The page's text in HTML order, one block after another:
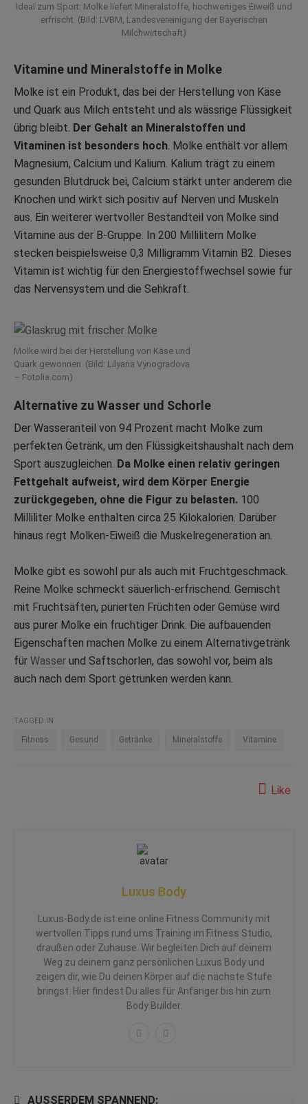
Ideal zum Sport: Molke liefert Mineralstoffe, hochwertiges Eiweiß und
erfrischt. (Bild: LVBM, Landesvereinigung der Bayerischen
Milchwirtschaft)
Vitamine und Mineralstoffe in Molke
Molke ist ein Produkt, das bei der Herstellung von Käse
und Quark aus Milch entsteht und als wässrige Flüssigkeit
übrig bleibt. Der Gehalt an Mineralstoffen und
Vitaminen ist besonders hoch. Molke enthält vor allem
Magnesium, Calcium und Kalium. Kalium trägt zu einem
gesunden Blutdruck bei, Calcium stärkt unter anderem die
Knochen und wirkt sich positiv auf Nerven und Muskeln
aus. Ein weiterer wertvoller Bestandteil von Molke sind
Vitamine aus der B-Gruppe. In 200 Millilitern Molke
stecken beispielsweise 0,3 Milligramm Vitamin B2. Dieses
Vitamin ist wichtig für den Energiestoffwechsel sowie für
das Nervensystem und die Sehkraft.
Molke wird bei der Herstellung von Käse und
Quark gewonnen. (Bild: Lilyana Vynogradova
– Fotolia.com)
Alternative zu Wasser und Schorle
Der Wasseranteil von 94 Prozent macht Molke zum
perfekten Getränk, um den Flüssigkeitshaushalt nach dem
Sport auszugleichen. Da Molke einen relativ geringen
Fettgehalt aufweist, wird dem Körper Energie
zurückgegeben, ohne die Figur zu belasten. 100
Milliliter Molke enthalten circa 25 Kilokalorien. Darüber
hinaus regt Molken-Eiweiß die Muskelregeneration an.
Molke gibt es sowohl pur als auch mit Fruchtgeschmack.
Reine Molke schmeckt säuerlich-erfrischend. Gemischt
mit Fruchtsäften, pürierten Früchten oder Gemüse wird
aus purer Molke ein fruchtiger Drink. Die aufbauenden
Eigenschaften machen Molke zu einem Alternativgetränk
für Wasser und Saftschorlen, das sowohl vor, beim als
auch nach dem Sport getrunken werden kann.
TAGGED IN
Fitness Gesund Getränke Mineralstoffe Vitamine
Like
Luxus Body
Luxus-Body.de ist eine online Fitness Community mit
wertvollen Tipps rund ums Training im Fitness Studio,
draußen oder Zuhause. Wir begleiten Dich auf deinem
Weg zu deinem ganz persönlichen Luxus Body und
zeigen dir, wie Du deinen Körper auf die nächste Stufe
bringst. Hier findest Du alles für Anfänger bis hin zum
Body Builder.
AUSSERDEM SPANNEND: